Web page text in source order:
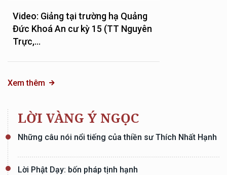
Video: Giảng tại trường hạ Quảng
Đức Khoá An cư kỳ 15 (TT Nguyên
Trực,...
Xem thêm
LỜI VÀNG Ý NGỌC
Những câu nói nổi tiếng của thiền sư Thích Nhất Hạnh
Lời Phật Dạy: bốn pháp tịnh hạnh